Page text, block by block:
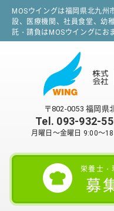
MOSウイングは福岡県北九州
設、医療機関、社員食堂、幼
託・請負はMOSウイングにお
〒802-0053 福岡県
Tel. 093-932-
月曜日～金曜日 9:00～
栄養士・
募